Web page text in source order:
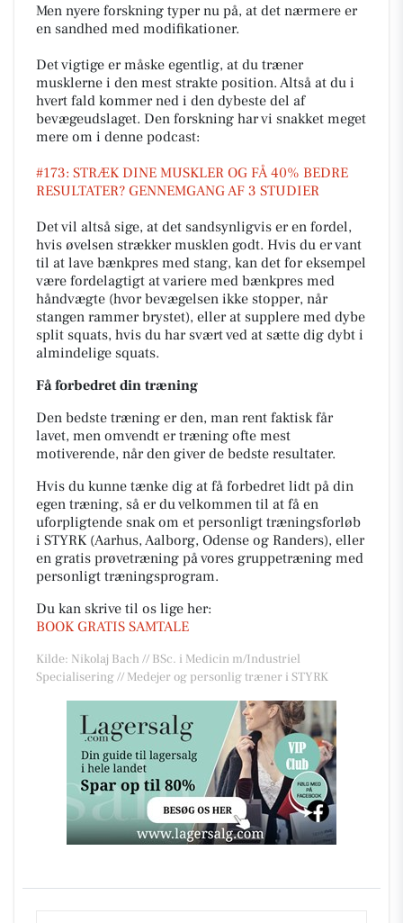
Men nyere forskning typer nu på, at det nærmere er
en sandhed med modifikationer.
Det vigtige er måske egentlig, at du træner
musklerne i den mest strakte position. Altså at du i
hvert fald kommer ned i den dybeste del af
bevægeudslaget. Den forskning har vi snakket meget
mere om i denne podcast:
#173: STRÆK DINE MUSKLER OG FÅ 40% BEDRE
RESULTATER? GENNEMGANG AF 3 STUDIER
Det vil altså sige, at det sandsynligvis er en fordel,
hvis øvelsen strækker musklen godt. Hvis du er vant
til at lave bænkpres med stang, kan det for eksempel
være fordelagtigt at variere med bænkpres med
håndvægte (hvor bevægelsen ikke stopper, når
stangen rammer brystet), eller at supplere med dybe
split squats, hvis du har svært ved at sætte dig dybt i
almindelige squats.
Få forbedret din træning
Den bedste træning er den, man rent faktisk får
lavet, men omvendt er træning ofte mest
motiverende, når den giver de bedste resultater.
Hvis du kunne tænke dig at få forbedret lidt på din
egen træning, så er du velkommen til at få en
uforpligtende snak om et personligt træningsforløb
i STYRK (Aarhus, Aalborg, Odense og Randers), eller
en gratis prøvetræning på vores gruppetræning med
personligt træningsprogram.
Du kan skrive til os lige her:
BOOK GRATIS SAMTALE
Kilde: Nikolaj Bach // BSc. i Medicin m/Industriel
Specialisering // Medejer og personlig træner i STYRK